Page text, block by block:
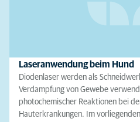
Laseranwendung beim Hund
Diodenlaser werden als
Verdampfung von Gewebe
photochemischer Reaktionen bei
Hauterkrankungen. Im